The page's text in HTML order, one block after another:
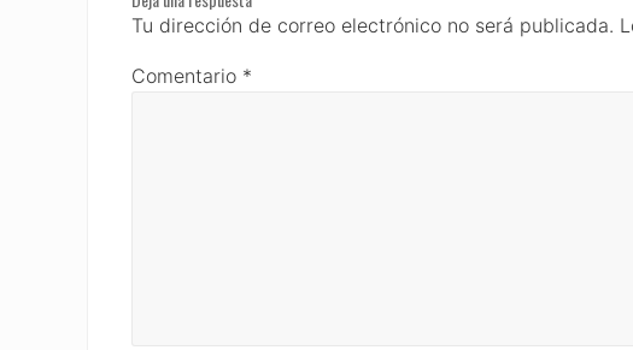
Interactions
Tu dirección de correo electrónico no será publicada.
Comentario *